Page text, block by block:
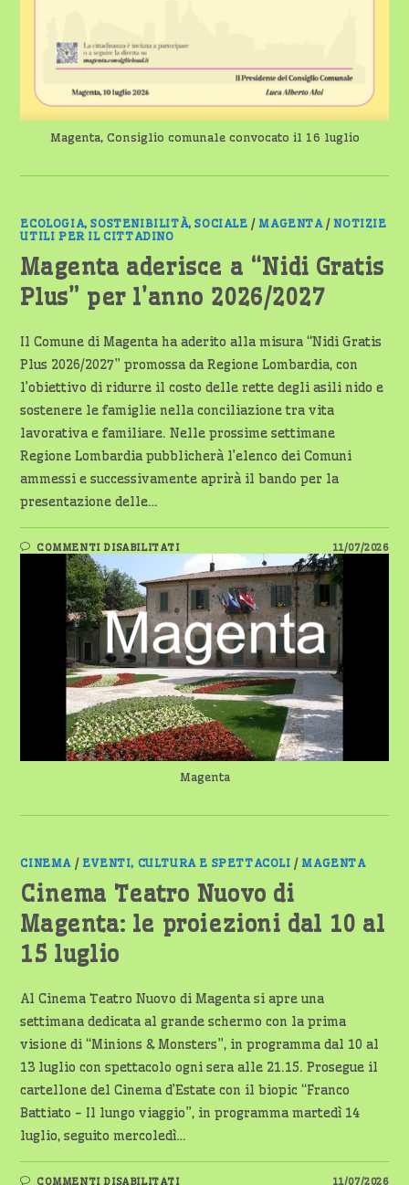
Magenta, Consiglio comunale convocato il 16 luglio
ECOLOGIA, SOSTENIBILITÀ, SOCIALE / MAGENTA/NOTIZIE
UTILI PER IL CITTADINO
Magenta aderisce a “Nidi Gratis
Plus” per l’anno 2026/2027
Il Comune di Magenta ha aderito alla misura “Nidi Gratis
Plus 2026/2027” promossa da Regione Lombardia, con
l’obiettivo di ridurre il costo delle rette degli asili nido e
sostenere le famiglie nella conciliazione tra vita
lavorativa e familiare. Nelle prossime settimane
Regione Lombardia pubblicherà l’elenco dei Comuni
ammessi e successivamente aprirà il bando per la
presentazione delle…
COMMENTI DISABILITATISU
MAGENTA
ADERISCE
A
“NIDI
GRATIS
PLUS”
PER
L’ANNO
2026/2027
11/07/2026
Magenta
CINEMA / EVENTI, CULTURA E SPETTACOLI /MAGENTA
Cinema Teatro Nuovo di
Magenta: le proiezioni dal 10 al
15 luglio
Al Cinema Teatro Nuovo di Magenta si apre una
settimana dedicata al grande schermo con la prima
visione di “Minions & Monsters”, in programma dal 10 al
13 luglio con spettacolo ogni sera alle 21.15. Prosegue il
cartellone del Cinema d’Estate con il biopic “Franco
Battiato - Il lungo viaggio”, in programma martedì 14
luglio, seguito mercoledì…
COMMENTI DISABILITATISU 11/07/2026